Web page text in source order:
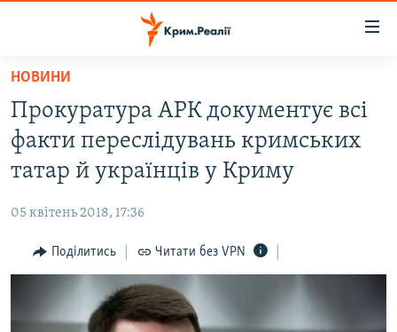
Перейти
основного
матеріалу
Перейти
до
основної
Перейти
до
ВОДА.КРИМ
ВІДЕО ТА ФОТО
БЛОГИ
ПОГЛЯД
ІНТЕРВ'Ю
ВСЕ ЗА ДЕНЬ
НОВИНИ
Прокуратура АРК документує всі
факти переслідувань кримських
татар й українців у Криму
05 квітень 2018, 17:36
Поділитись Читати без VPN